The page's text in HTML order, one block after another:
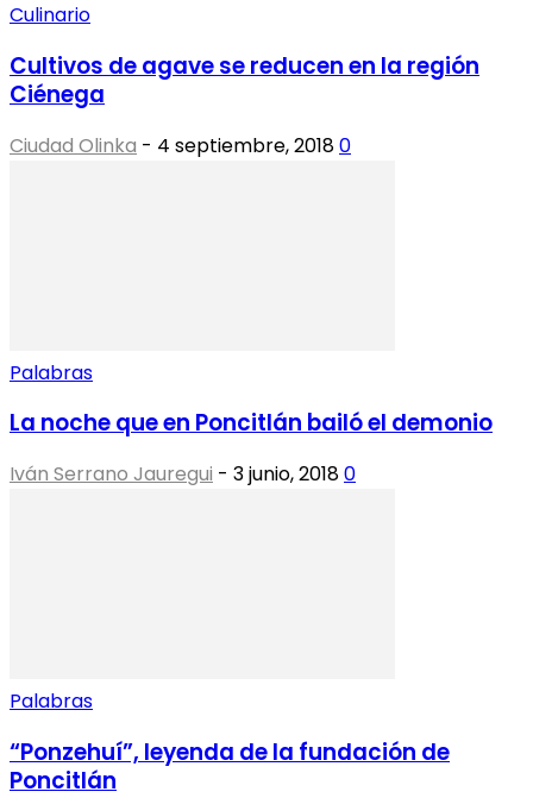
Culinario
Cultivos de agave se reducen en la región
Ciénega
Ciudad Olinka - 4 septiembre, 20180
Palabras
La noche que en Poncitlán bailó el demonio
Iván Serrano Jauregui - 3 junio, 20180
Palabras
“Ponzehuí”, leyenda de la fundación de
Poncitlán